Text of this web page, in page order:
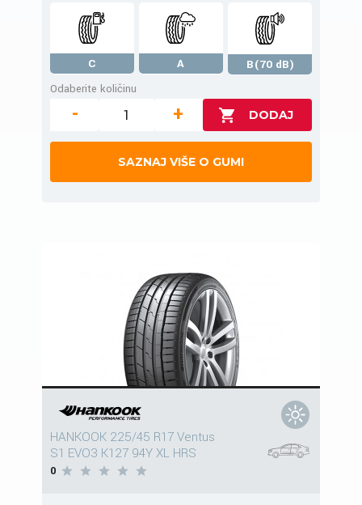
C A
B(70 dB)
Odaberite količinu
- +
SAZNAJ VIŠE O GUMI
HANKOOK 225/45 R17 Ventus
S1 EVO3 K127 94Y XL HRS
0